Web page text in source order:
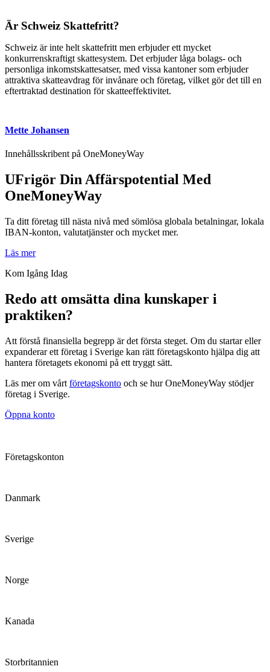
Är Schweiz Skattefritt?
Schweiz är inte helt skattefritt men erbjuder ett mycket
konkurrenskraftigt skattesystem. Det erbjuder låga bolags- och
personliga inkomstskattesatser, med vissa kantoner som erbjuder
attraktiva skatteavdrag för invånare och företag, vilket gör det till en
eftertraktad destination för skatteeffektivitet.
Mette Johansen
Innehållsskribent på OneMoneyWay
UFrigör Din Affärspotential Med
OneMoneyWay
Ta ditt företag till nästa nivå med sömlösa globala betalningar, lokala
IBAN-konton, valutatjänster och mycket mer.
Läs mer
Kom Igång Idag
Redo att omsätta dina kunskaper i
praktiken?
Att förstå finansiella begrepp är det första steget. Om du startar eller
expanderar ett företag i Sverige kan rätt företagskonto hjälpa dig att
hantera företagets ekonomi på ett tryggt sätt.
Läs mer om vårt företagskonto och se hur OneMoneyWay stödjer
företag i Sverige.
Öppna konto
Företagskonton
Danmark
Sverige
Norge
Kanada
Storbritannien